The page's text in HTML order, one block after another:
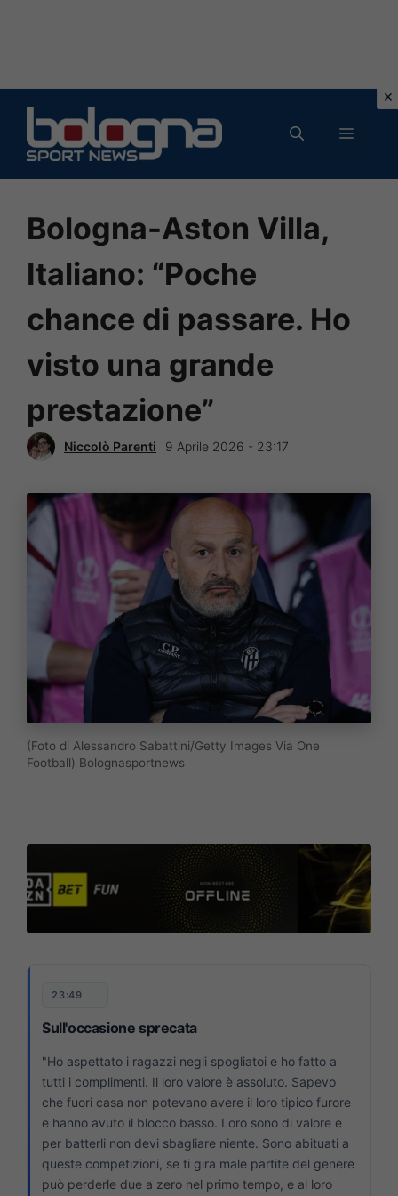
contenuto
MENU
Bologna-Aston Villa,
Italiano: “Poche
chance di passare. Ho
visto una grande
prestazione”
Niccolò Parenti 9 Aprile 2026 - 23:17
(Foto di Alessandro Sabattini/Getty Images Via One
Football) Bolognasportnews
23:49
Sull'occasione sprecata
"Ho aspettato i ragazzi negli spogliatoi e ho fatto a
tutti i complimenti. Il loro valore è assoluto. Sapevo
che fuori casa non potevano avere il loro tipico furore
e hanno avuto il blocco basso. Loro sono di valore e
per batterli non devi sbagliare niente. Sono abituati a
queste competizioni, se ti gira male partite del genere
può perderle due a zero nel primo tempo, e al loro